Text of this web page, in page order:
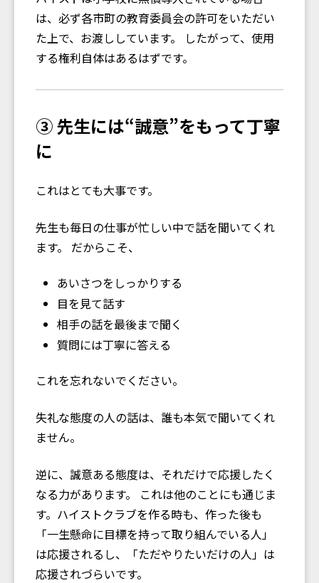
は、必ず各市町の教育委員会の許可をいただい
た上で、お渡ししています。 したがって、使用
する権利自体はあるはずです。
③ 先生には“誠意”をもって丁寧
に
これはとても大事です。
先生も毎日の仕事が忙しい中で話を聞いてくれ
ます。 だからこそ、
あいさつをしっかりする
目を見て話す
相手の話を最後まで聞く
質問には丁寧に答える
これを忘れないでください。
失礼な態度の人の話は、誰も本気で聞いてくれ
ません。
逆に、誠意ある態度は、それだけで応援したく
なる力があります。 これは他のことにも通じま
す。ハイストクラブを作る時も、作った後も
「一生懸命に目標を持って取り組んでいる人」
は応援されるし、「ただやりたいだけの人」は
応援されづらいです。